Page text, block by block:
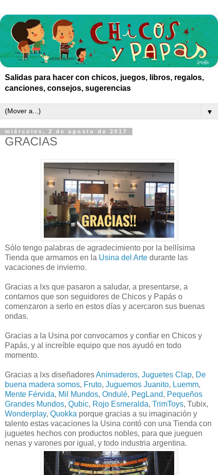
Salidas para hacer con chicos, juegos, libros, regalos,
canciones, consejos, sugerencias
▼
miércoles, 2 de agosto de 2017
GRACIAS
Sólo tengo palabras de agradecimiento por la bellísima
Tienda que armamos en la Usina del Arte durante las
vacaciones de invierno.
Gracias a lxs que pasaron a saludar, a presentarse, a
contarnos que son seguidores de Chicos y Papás o
comenzaron a serlo en estos días y acercaron sus buenas
ondas.
Gracias a la Usina por convocarnos y confiar en Chicos y
Papás, y al increíble equipo que nos ayudó en todo
momento.
Gracias a lxs diseñadoresAnimaderos, Juguetes Clap, De
buena madera somos, Fruto, Juguemos Juanito, Luemm,
Mente Férvida, Mil Mundos, Ondulé, PegLand, Pequeños
Grandes Mundos, Qubic, Rojo Esmeralda, TrimToys, Tubix,
Wonderplay, Quokka porque gracias a su imaginación y
talento estas vacaciones la Usina contó con una Tienda con
juguetes hechos con productos nobles, para que jueguen
nenas y varones por igual, y todo industria argentina.